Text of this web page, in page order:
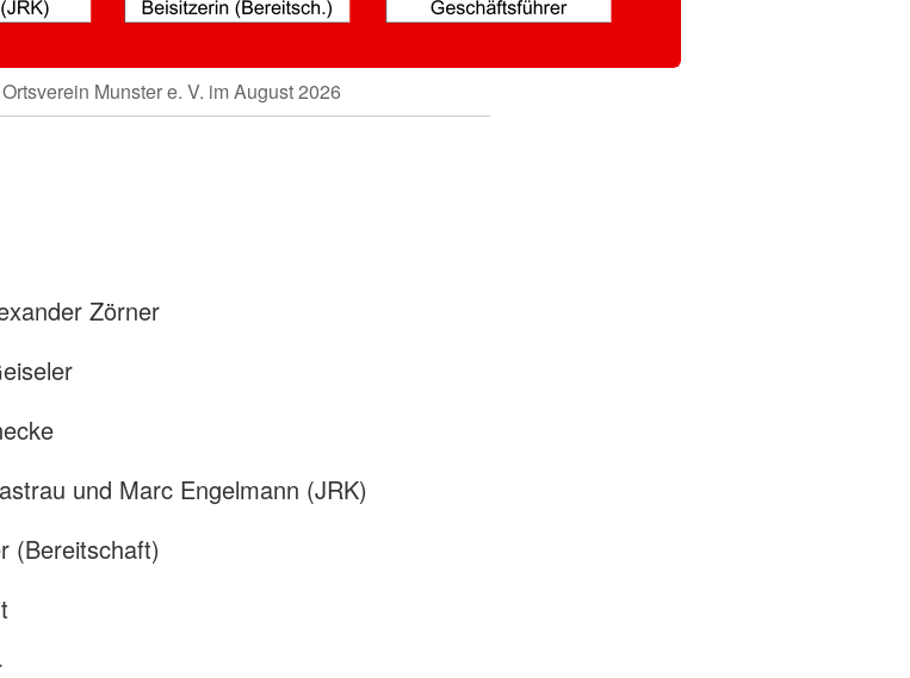
Munster e. V. im August 2026
Zörner
und Marc Engelmann (JRK)
(Bereitschaft)